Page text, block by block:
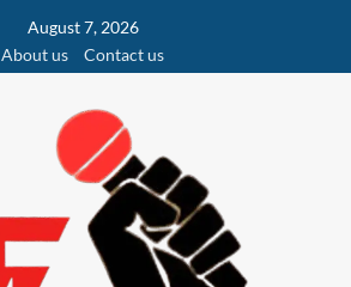
August 7, 2026
About us
Contact us